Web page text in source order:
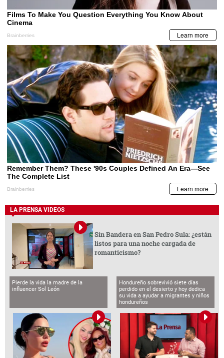
LA PRENSA VIDEOS
Sin Bandera en San Pedro Sula: ¿están
listos para una noche cargada de
romanticismo?
Pierde la vida la madre de la
influencer Sol León
Hondureño sobrevivió siete días
perdido en el desierto y hoy dedica
su vida a ayudar a migrantes y niños
hondureños